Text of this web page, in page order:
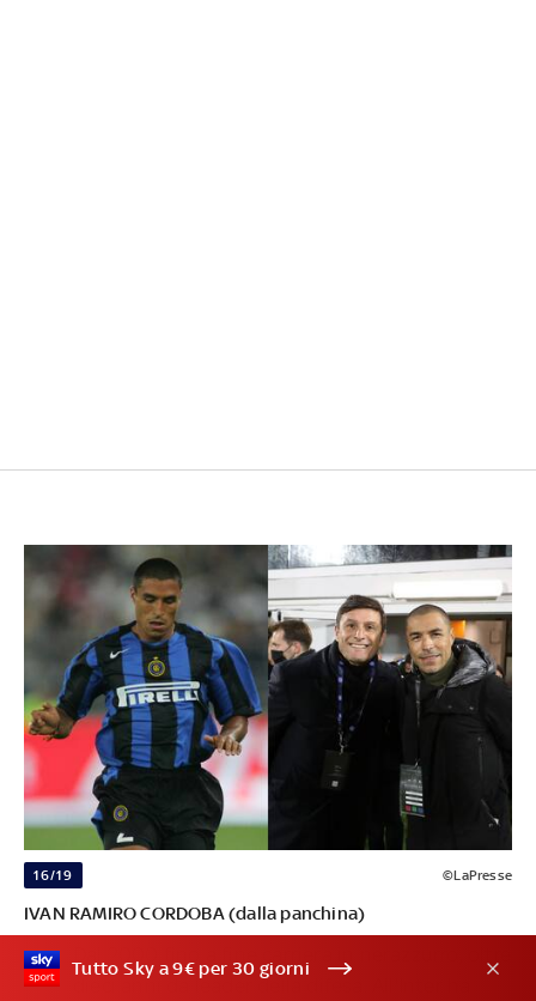
16/19 ©LaPresse
IVAN RAMIRO CORDOBA (dalla panchina)
dieci anni da leader della difesa. All'Inter ha
Tutto Sky a 9€ per 30 giorni